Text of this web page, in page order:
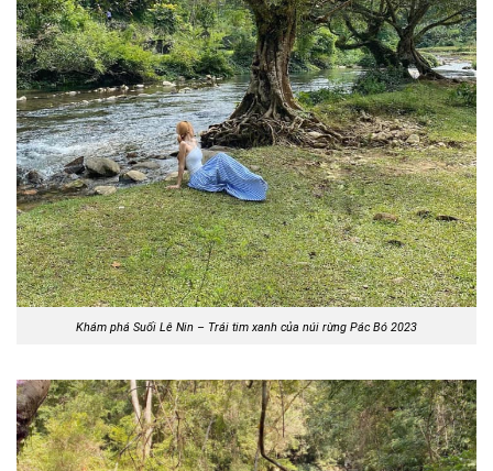
Khám phá Suối Lê Nin – Trái tim xanh của núi rừng Pác Bó 2023